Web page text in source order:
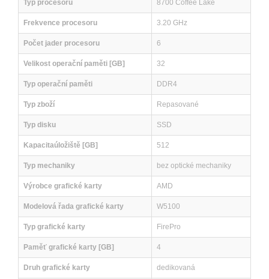
Typ procesoru 8700 Coffee Lake
Frekvence procesoru 3.20 GHz
Počet jader procesoru 6
Velikost operační paměti [GB] 32
Typ operační paměti DDR4
Typ zboží Repasované
Typ disku SSD
Kapacitaúložiště [GB] 512
Typ mechaniky bez optické mechaniky
Výrobce grafické karty AMD
Modelová řada grafické karty W5100
Typ grafické karty FirePro
Paměť grafické karty [GB] 4
Druh grafické karty dedikovaná